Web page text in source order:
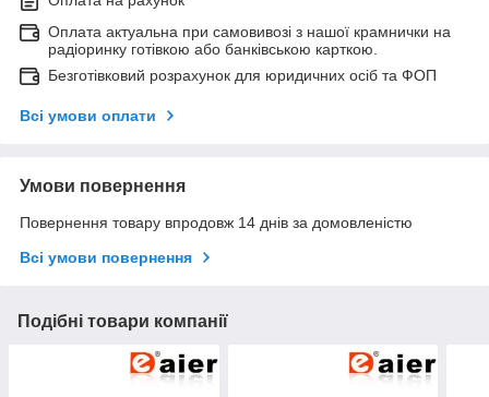
Оплата актуальна при самовивозі з нашої крамнички на
радіоринку готівкою або банківською карткою.
Безготівковий розрахунок для юридичних осіб та ФОП
Всі умови оплати
Умови повернення
Повернення товару впродовж 14 днів за домовленістю
Всі умови повернення
Подібні товари компанії